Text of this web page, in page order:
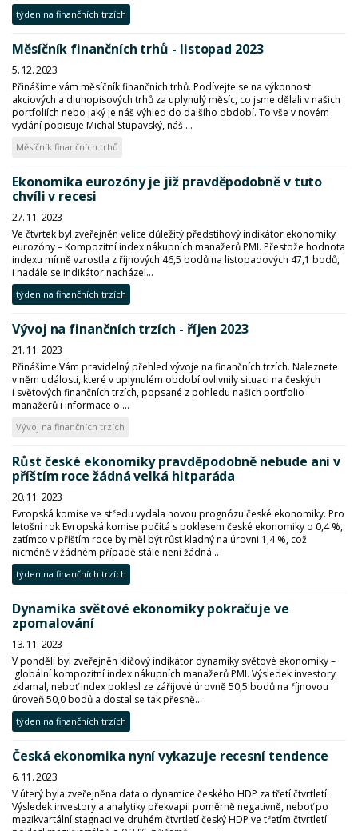
týden na finančních trzích
Měsíčník finančních trhů - listopad 2023
5. 12. 2023
Přinášíme vám měsíčník finančních trhů. Podívejte se na výkonnost
akciových a dluhopisových trhů za uplynulý měsíc, co jsme dělali v našich
portfoliích nebo jaký je náš výhled do dalšího období. To vše v novém
vydání popisuje Michal Stupavský, náš ...
Měsíčník finančních trhů
Ekonomika eurozóny je již pravděpodobně v tuto
chvíli v recesi
27. 11. 2023
Ve čtvrtek byl zveřejněn velice důležitý předstihový indikátor ekonomiky
eurozóny – Kompozitní index nákupních manažerů PMI. Přestože hodnota
indexu mírně vzrostla z říjnových 46,5 bodů na listopadových 47,1 bodů,
i nadále se indikátor nacházel...
týden na finančních trzích
Vývoj na finančních trzích - říjen 2023
21. 11. 2023
Přinášíme Vám pravidelný přehled vývoje na finančních trzích. Naleznete
v něm události, které v uplynulém období ovlivnily situaci na českých
i světových finančních trzích, popsané z pohledu našich portfolio
manažerů i informace o ...
Vývoj na finančních trzích
Růst české ekonomiky pravděpodobně nebude ani v
příštím roce žádná velká hitparáda
20. 11. 2023
Evropská komise ve středu vydala novou prognózu české ekonomiky. Pro
letošní rok Evropská komise počítá s poklesem české ekonomiky o 0,4 %,
zatímco v příštím roce by měl být růst kladný na úrovni 1,4 %, což
nicméně v žádném případě stále není žádná...
týden na finančních trzích
Dynamika světové ekonomiky pokračuje ve
zpomalování
13. 11. 2023
V pondělí byl zveřejněn klíčový indikátor dynamiky světové ekonomiky –
globální kompozitní index nákupních manažerů PMI. Výsledek investory
zklamal, neboť index poklesl ze zářijové úrovně 50,5 bodů na říjnovou
úroveň 50,0 bodů a dostal se tak přesně...
týden na finančních trzích
Česká ekonomika nyní vykazuje recesní tendence
6. 11. 2023
V úterý byla zveřejněna data o dynamice českého HDP za třetí čtvrtletí.
Výsledek investory a analytiky překvapil poměrně negativně, neboť po
mezikvartální stagnaci ve druhém čtvrtletí český HDP ve třetím čtvrtletí